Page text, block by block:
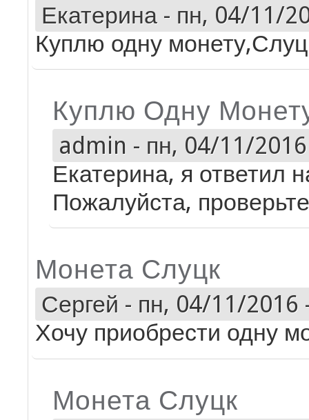
Екатерина - пн, 04/11/
Куплю одну
Куплю Одну
admin - пн, 04/11/
Екатерина, я ответил
Пожалуйста,
Монета Слуцк
Сергей - пн, 04/11/2016
Хочу приобрести одну
Монета Слуцк